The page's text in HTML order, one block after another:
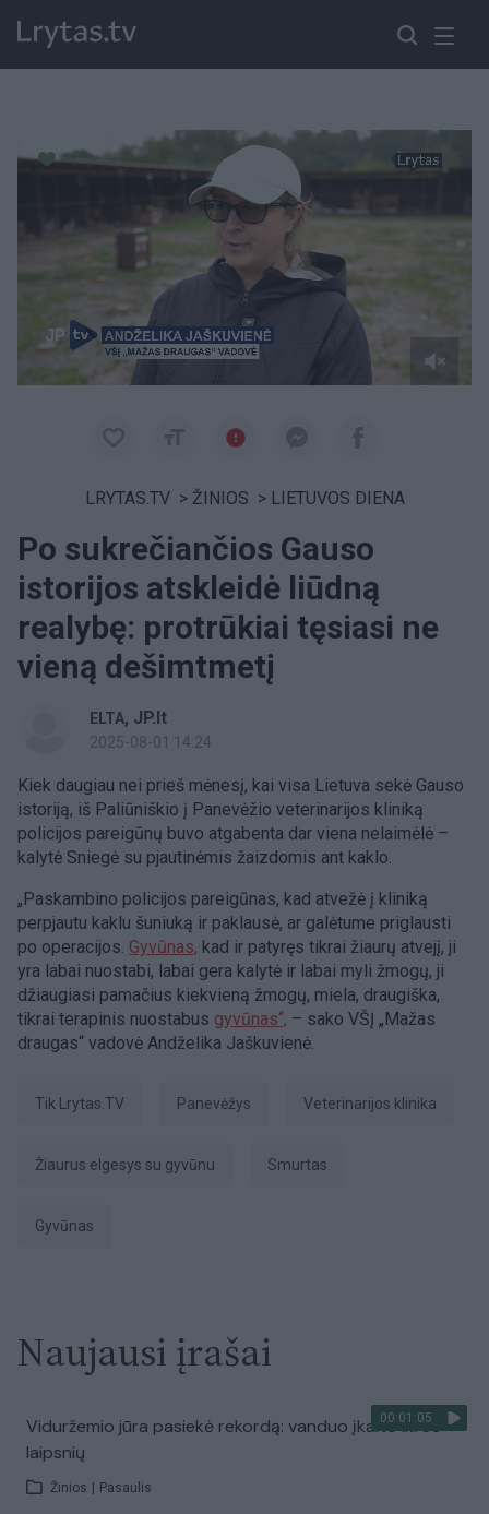
Paremkite Ukrainą
LRYTAS.TV > ŽINIOS > LIETUVOS DIENA
Po sukrečiančios Gauso
istorijos atskleidė liūdną
realybę: protrūkiai tęsiasi ne
vieną dešimtmetį
ELTA, JP.lt
2025-08-01 14:24
Kiek daugiau nei prieš mėnesį, kai visa Lietuva sekė Gauso
istoriją, iš Paliūniškio į Panevėžio veterinarijos kliniką
policijos pareigūnų buvo atgabenta dar viena nelaimėlė –
kalytė Sniegė su pjautinėmis žaizdomis ant kaklo.
„Paskambino policijos pareigūnas, kad atvežė į kliniką
perpjautu kaklu šuniuką ir paklausė, ar galėtume priglausti
po operacijos. Gyvūnas, kad ir patyręs tikrai žiaurų atvejį, ji
yra labai nuostabi, labai gera kalytė ir labai myli žmogų, ji
džiaugiasi pamačius kiekvieną žmogų, miela, draugiška,
tikrai terapinis nuostabus gyvūnas“, – sako VŠĮ „Mažas
draugas“ vadovė Andželika Jaškuvienė.
tik Lrytas.TV Panevėžys veterinarijos klinika
žiaurus elgesys su gyvūnu Smurtas
gyvūnas
Naujausi įrašai
00:01:05
Viduržemio jūra pasiekė rekordą: vanduo įkaito iki 33
laipsnių
Žinios Pasaulis